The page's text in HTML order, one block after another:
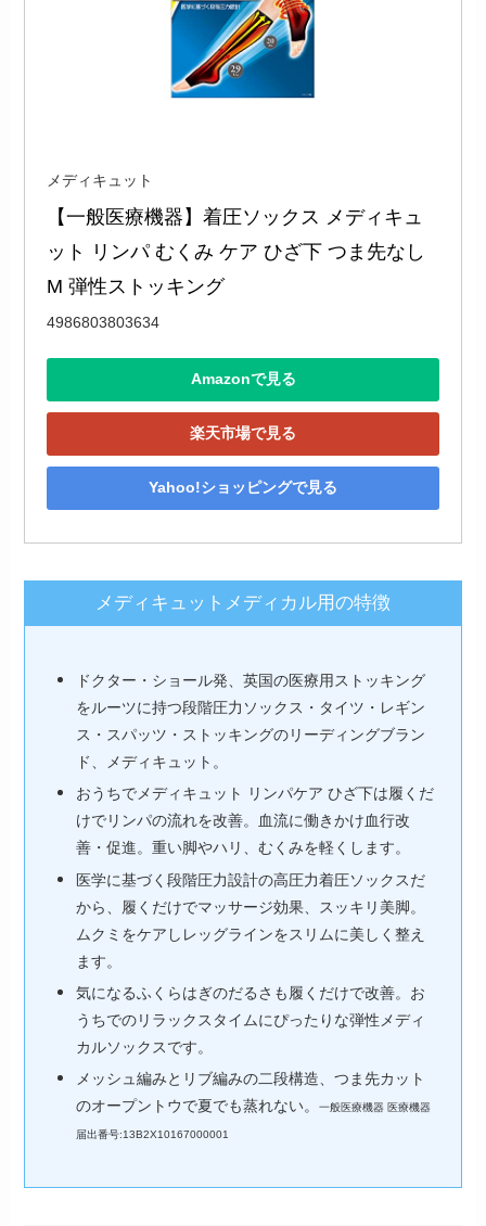
メディキュット
【一般医療機器】着圧ソックス メディキュ
ット リンパ むくみ ケア ひざ下 つま先なし
M 弾性ストッキング
4986803803634
Amazonで見る
楽天市場で見る
Yahoo!ショッピングで見る
メディキュットメディカル用の特徴
ドクター・ショール発、英国の医療用ストッキング
をルーツに持つ段階圧力ソックス・タイツ・レギン
ス・スパッツ・ストッキングのリーディングブラン
ド、メディキュット。
おうちでメディキュット リンパケア ひざ下は履くだ
けでリンパの流れを改善。血流に働きかけ血行改
善・促進。重い脚やハリ、むくみを軽くします。
医学に基づく段階圧力設計の高圧力着圧ソックスだ
から、履くだけでマッサージ効果、スッキリ美脚。
ムクミをケアしレッグラインをスリムに美しく整え
ます。
気になるふくらはぎのだるさも履くだけで改善。お
うちでのリラックスタイムにぴったりな弾性メディ
カルソックスです。
メッシュ編みとリブ編みの二段構造、つま先カット
のオープントウで夏でも蒸れない。一般医療機器 医療機器
届出番号:13B2X10167000001